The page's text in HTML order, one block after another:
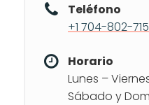
Teléfono
+1 704-802-
Horario
Lunes –
Sábado y